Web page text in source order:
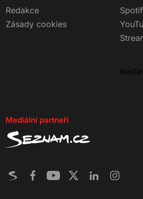
Redakce
Zásady cookies
Mediální partneři